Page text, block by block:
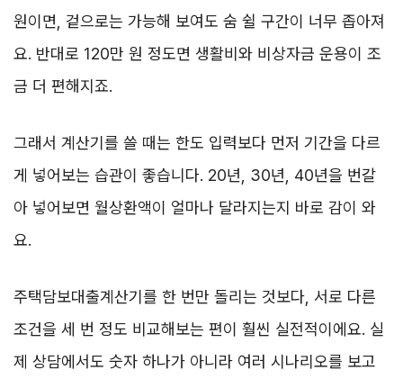
원이면, 겉으로는 가능해 보여도 숨 쉴 구간이 너무 좁아져
요. 반대로 120만 원 정도면 생활비와 비상자금 운용이 조
금 더 편해지죠.
그래서 계산기를 쓸 때는 한도 입력보다 먼저 기간을 다르
게 넣어보는 습관이 좋습니다. 20년, 30년, 40년을 번갈
아 넣어보면 월상환액이 얼마나 달라지는지 바로 감이 와
요.
주택담보대출계산기를 한 번만 돌리는 것보다, 서로 다른
조건을 세 번 정도 비교해보는 편이 훨씬 실전적이에요. 실
제 상담에서도 숫자 하나가 아니라 여러 시나리오를 보고